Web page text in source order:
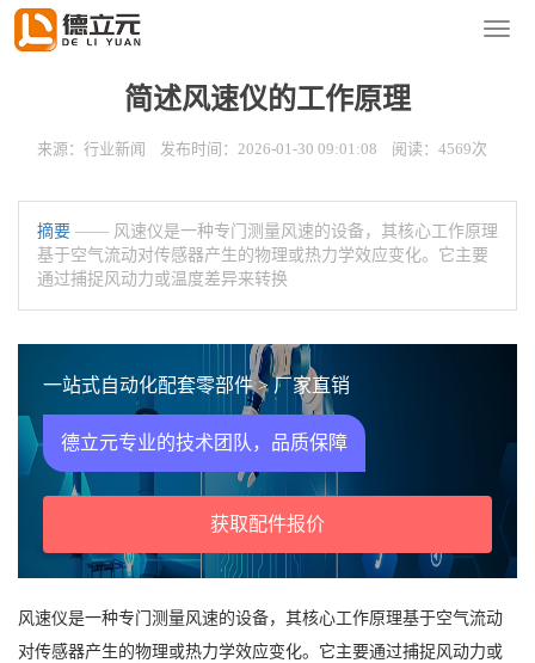
导
您的位置：首页
简述风速仪的工作原理
来源：行业新闻 发布时间：2026-01-30 09:01:08 阅读：4569次
摘要 —— 风速仪是一种专门测量风速的设备，其核心工作原理
基于空气流动对传感器产生的物理或热力学效应变化。它主要
通过捕捉风动力或温度差异来转换
一站式自动化配套零部件 > 厂家直销
德立元专业的技术团队，品质保障
获取配件报价
风速仪是一种专门测量风速的设备，其核心工作原理基于空气流动
对传感器产生的物理或热力学效应变化。它主要通过捕捉风动力或